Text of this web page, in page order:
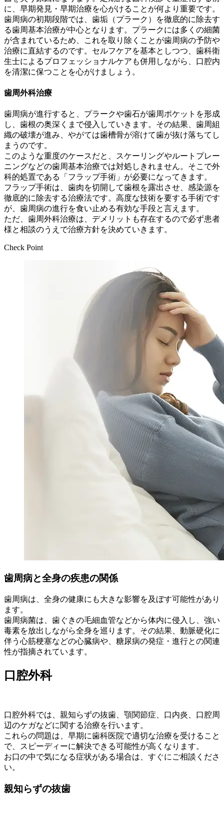
に、早期発見・早期治療を心がけることが何より重要です。
歯周病の初期段階では、歯垢（プラーク）を徹底的に除去す
る歯周基本治療が中心となります。プラークには多くの細菌
が含まれているため、これを取り除くことが歯周病の予防や
治療に直結するのです。セルフケアを基本としつつ、歯科衛
生士によるプロフェッショナルケアも併用しながら、口腔内
を清潔に保つことを心がけましょう。
歯周外科治療
歯周病が進行すると、プラークや歯石が歯周ポケットを形成
し、歯根の奥深くまで侵入していきます。その結果、歯周組
織の破壊が進み、やがては歯槽骨が溶けて歯が抜け落ちてし
まうのです。
このような重度のケースだと、スケーリングやルートプレー
ニングなどの歯周基本治療では対処しきれません。そこで外
科的処置である「フラップ手術」が必要になってきます。
フラップ手術は、歯肉を切開して歯根を露出させ、感染源を
徹底的に除去する治療法です。高度な技術を要する手術です
が、歯周病の進行を食い止める有効な手段と言えます。
ただ、歯周外科治療は、デメリットも存在するので必ず患者
様と相談のうえで治療方針を決めていきます。
Check Point
歯周病と全身の疾患の関係
歯周病は、全身の健康にも大きな影響を及ぼす可能性があり
ます。
歯周病菌は、歯ぐきの毛細血管などから体内に侵入し、強い
毒素を放出しながら全身を巡ります。その結果、動脈硬化に
伴う心筋梗塞などの心臓病や、糖尿病の発症・進行との関連
性が指摘されています。
口腔外科
口腔外科では、親知らずの抜歯、顎関節症、口内炎、口腔周
辺のケガなどに関する治療を行います。
これらの問題は、早期に歯科医院で適切な治療を受けること
で、スピーディーに解決できる可能性が高くなります。
お口の中で気になる症状がある場合は、すぐにご相談くださ
い。
親知らずの抜歯